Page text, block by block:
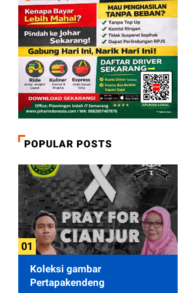
POPULAR POSTS
Koleksi gambar
Pertapakendeng